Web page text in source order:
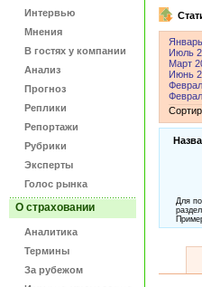
Интервью
Мнения
В гостях у компании
Анализ
Прогноз
Реплики
Репортажи
Рубрики
Эксперты
Голос рынка
О страховании
Аналитика
Термины
За рубежом
Июль
Март
Июнь
Для